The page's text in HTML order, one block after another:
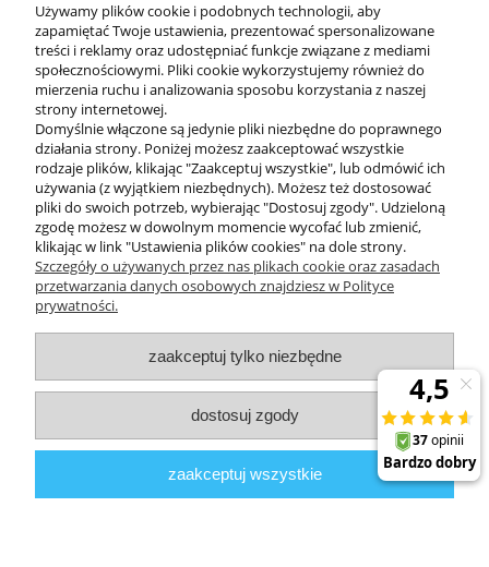
KONTAKT
DODATKOWE
MOJE KONTO
INFORMACJE
// ul. Przemysłowa 11a, 75-216 Koszalin // NIP669-050-
504 545 749 // E-mail: sklep@zuma-line.pl
Używamy plików cookie i podobnych technologii, aby
zapamiętać Twoje ustawienia, prezentować spersonalizowane
treści i reklamy oraz udostępniać funkcje związane z mediami
społecznościowymi. Pliki cookie wykorzystujemy również do
mierzenia ruchu i analizowania sposobu korzystania z naszej
strony internetowej.
Domyślnie włączone są jedynie pliki niezbędne do poprawnego
działania strony. Poniżej możesz zaakceptować wszystkie
rodzaje plików, klikając "Zaakceptuj wszystkie", lub odmówić ich
używania (z wyjątkiem niezbędnych). Możesz też dostosować
pliki do swoich potrzeb, wybierając "Dostosuj zgody". Udzieloną
zgodę możesz w dowolnym momencie wycofać lub zmienić,
klikając w link "Ustawienia plików cookies" na dole strony.
Szczegóły o używanych przez nas plikach cookie oraz zasadach
przetwarzania danych osobowych znajdziesz w Polityce
prywatności.
zaakceptuj tylko niezbędne
dostosuj zgody
zaakceptuj wszystkie